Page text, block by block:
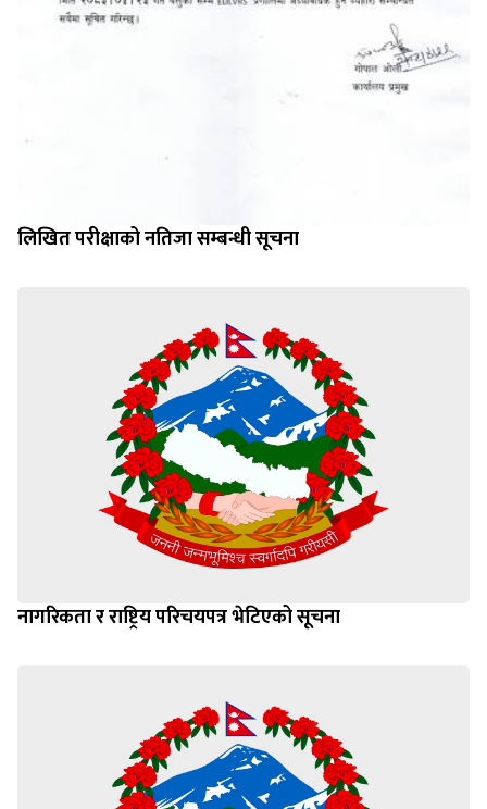
लिखित परीक्षाको नतिजा सम्बन्धी सूचना
नागरिकता र राष्ट्रिय परिचयपत्र भेटिएको सूचना